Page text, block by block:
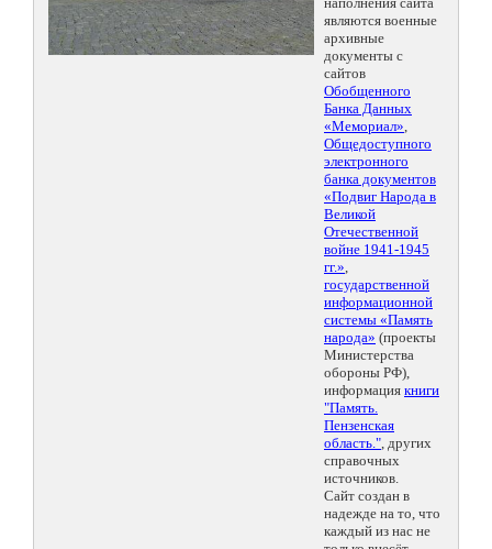
являются военные
архивные
документы с
сайтов
Обобщенного
Банка Данных
«Мемориал»,
Общедоступного
электронного
банка документов
«Подвиг Народа в
Великой
Отечественной
войне 1941-1945
гг.»,
государственной
информационной
системы «Память
народа» (проекты
Министерства
обороны РФ),
информация книги
"Память.
Пензенская
область.", других
справочных
источников.
Сайт создан в
надежде на то, что
каждый из нас не